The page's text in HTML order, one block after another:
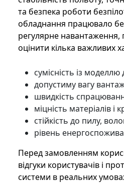
та безпека роботи
обладнання працювало
регулярне
оцінити кілька важливих
сумісність із моделлю
допустиму вагу
швидкість
міцність матеріалів і
стійкість до пилу,
рівень
Перед замовленням
відгуки користувачів і
системи в реальних